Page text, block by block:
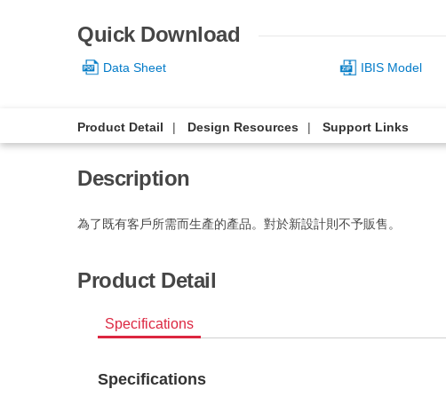
Quick Download
Data Sheet IBIS Model
Product Detail Design Resources Support Links
Description
為了既有客戶所需而生產的產品。對於新設計則不予販售。
Product Detail
Specifications
Specifications